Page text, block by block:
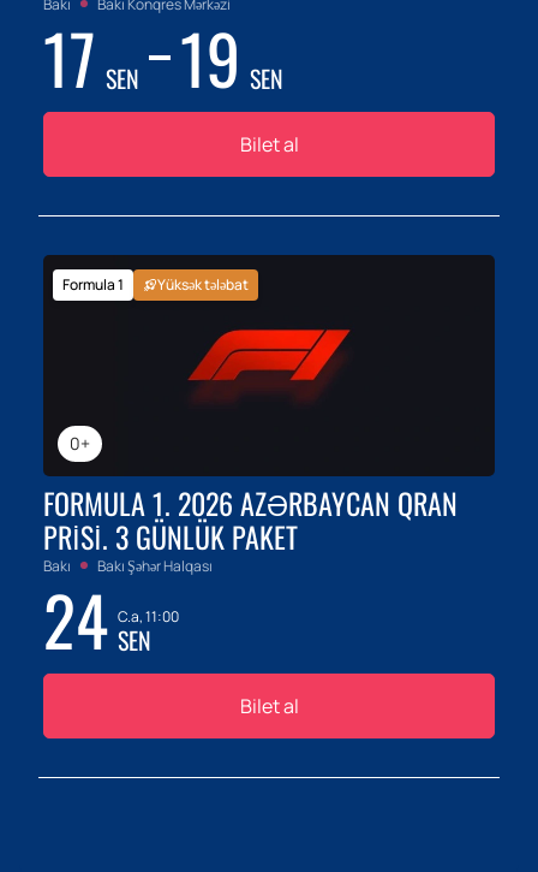
Bakı Bakı Konqres Mərkəzi
17 SEN 19 SEN
Bilet al
0+
Formula 1 Yüksək tələbat
FORMULA 1. 2026 AZƏRBAYCAN QRAN
PRISI. 3 GÜNLÜK PAKET
Bakı Bakı Şəhər Halqası
24 C.a, 11:00
SEN
Bilet al